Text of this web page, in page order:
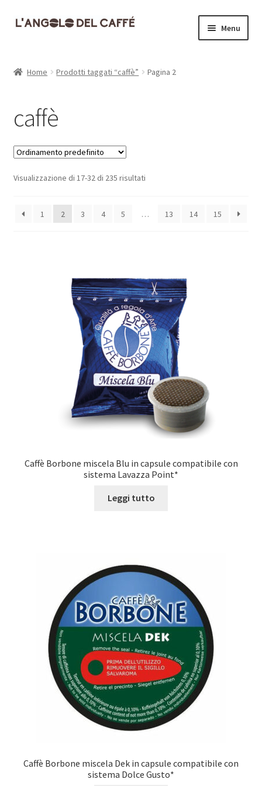
Vai
Vai
Menu
Cassa
Contatti
Dove siamo
Il mio account
Home Prodotti taggati “caffè” Pagina 2
caffè
Visualizzazione di 17-32 di 235 risultati
1 2 3 4 5 … 13 14 15
Caffè Borbone miscela Blu in capsule compatibile con
sistema Lavazza Point*
Leggi tutto
Caffè Borbone miscela Dek in capsule compatibile con
sistema Dolce Gusto*